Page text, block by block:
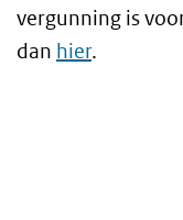
vergunning is
dan hier.